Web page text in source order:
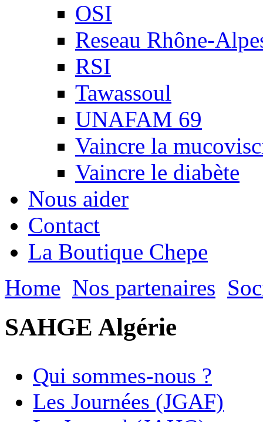
OSI
Reseau Rhône-
RSI
Tawassoul
UNAFAM 69
Vaincre la
Vaincre le diabète
Nous aider
Contact
La Boutique Chepe
Home Nos partenaires
SAHGE Algérie